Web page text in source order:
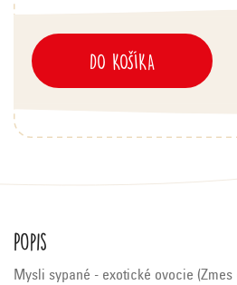
DO KOŠÍKA
Popis
Mysli sypané - exotické ovocie